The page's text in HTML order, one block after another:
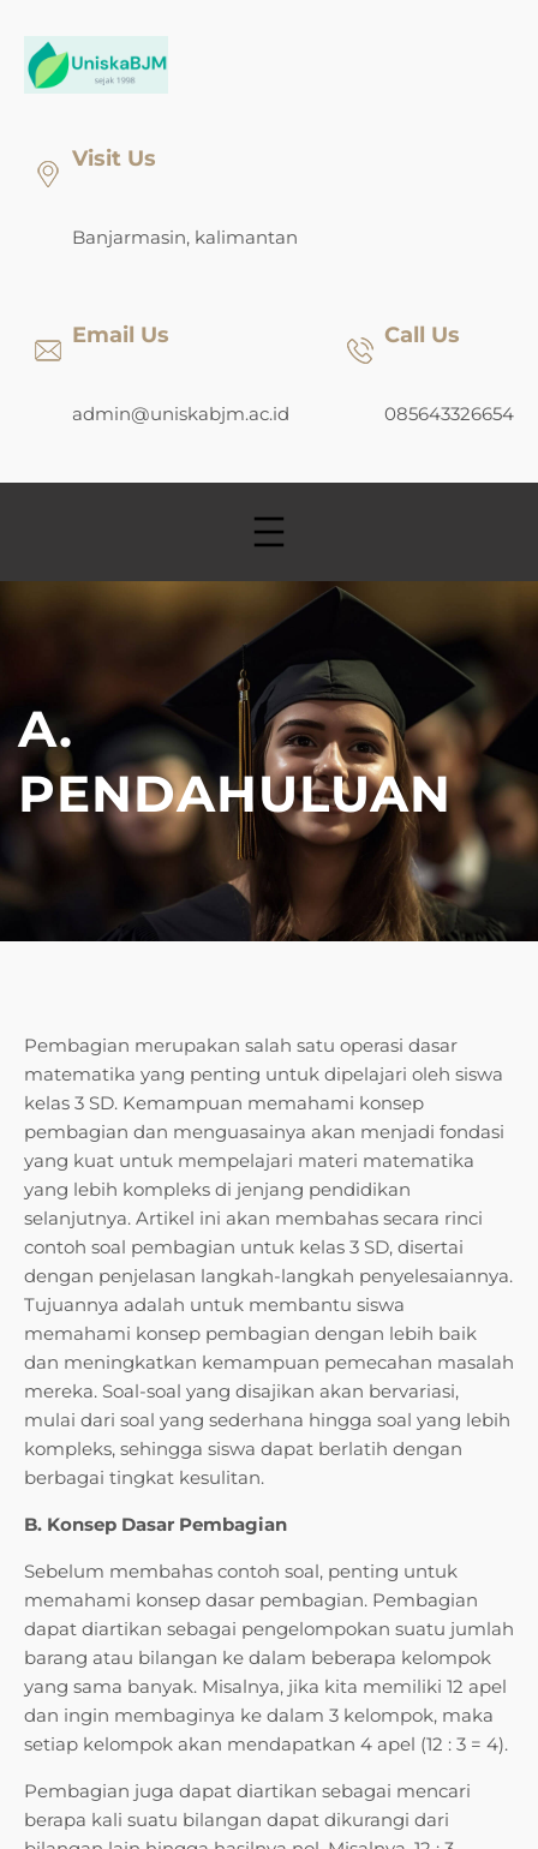
content
Visit Us
Banjarmasin, kalimantan
Email Us
admin@uniskabjm.ac.id
Call Us
085643326654
A.
PENDAHULUAN
Pembagian merupakan salah satu operasi dasar
matematika yang penting untuk dipelajari oleh siswa
kelas 3 SD. Kemampuan memahami konsep
pembagian dan menguasainya akan menjadi fondasi
yang kuat untuk mempelajari materi matematika
yang lebih kompleks di jenjang pendidikan
selanjutnya. Artikel ini akan membahas secara rinci
contoh soal pembagian untuk kelas 3 SD, disertai
dengan penjelasan langkah-langkah penyelesaiannya.
Tujuannya adalah untuk membantu siswa
memahami konsep pembagian dengan lebih baik
dan meningkatkan kemampuan pemecahan masalah
mereka. Soal-soal yang disajikan akan bervariasi,
mulai dari soal yang sederhana hingga soal yang lebih
kompleks, sehingga siswa dapat berlatih dengan
berbagai tingkat kesulitan.
B. Konsep Dasar Pembagian
Sebelum membahas contoh soal, penting untuk
memahami konsep dasar pembagian. Pembagian
dapat diartikan sebagai pengelompokan suatu jumlah
barang atau bilangan ke dalam beberapa kelompok
yang sama banyak. Misalnya, jika kita memiliki 12 apel
dan ingin membaginya ke dalam 3 kelompok, maka
setiap kelompok akan mendapatkan 4 apel (12 : 3 = 4).
Pembagian juga dapat diartikan sebagai mencari
berapa kali suatu bilangan dapat dikurangi dari